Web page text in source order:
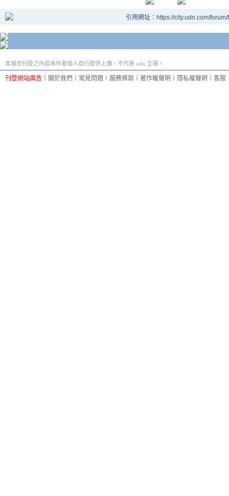
引用網址：https://city.udn.com/
本城市刊登之內容為作者個人自行提供上傳，不代表 udn 立場。
刊登網站廣告 關於我們 常見問題 服務條款 著作權聲明 隱私權聲明 客服